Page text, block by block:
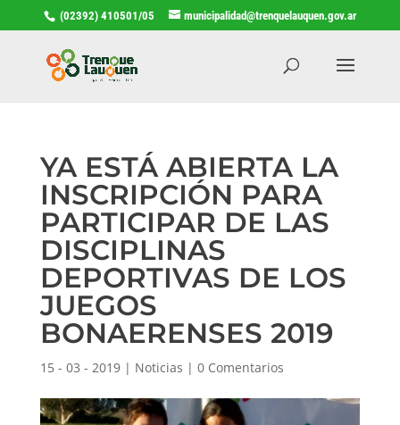
(02392) 410501/05 municipalidad@trenquelauquen.gov.ar
YA ESTÁ ABIERTA LA
INSCRIPCIÓN PARA
PARTICIPAR DE LAS
DISCIPLINAS
DEPORTIVAS DE LOS
JUEGOS
BONAERENSES 2019
15 - 03 - 2019| Noticias | 0 Comentarios